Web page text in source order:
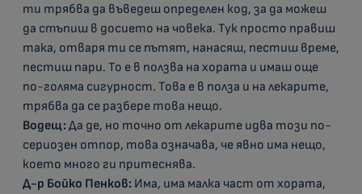
ти трябва да въведеш определен код, за да можеш
да стъпиш в досието на човека. Тук просто правиш
така, отваря ти се пътят, нанасяш, пестиш време,
пестиш пари. То е в ползва на хората и имаш още
по-голяма сигурност. Това е в полза и на лекарите,
трябва да се разбере това нещо.
Водещ:Да де, но точно от лекарите идва този по-
сериозен отпор, това означава, че явно има нещо,
което много ги притеснява.
Д-р Бойко Пенков: Има, има малка част от хората,